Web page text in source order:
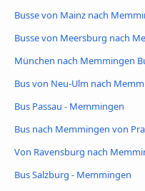
Busse von Mainz nach
Busse von Meersburg nach
München nach Memmingen
Bus von Neu-Ulm nach
Bus Passau - Memmingen
Bus nach Memmingen von
Von Ravensburg nach
Bus Salzburg - Memmingen